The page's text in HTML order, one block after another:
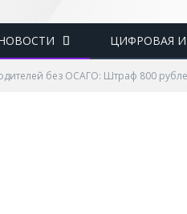
ЦИФРОВАЯ
без ОСАГО: Штраф 800